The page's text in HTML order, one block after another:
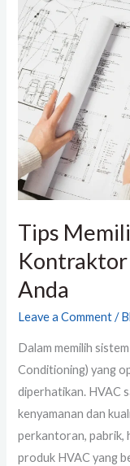
Tips
Anda
Leave a Comment /
Dalam memilih
Conditioning) yang
diperhatikan. HVAC
kenyamanan dan
perkantoran, pabrik,
produk HVAC yang
Memilih
Produk
HVAC
dan
Kontraktor
Terbaik
untuk
Proyek
Anda